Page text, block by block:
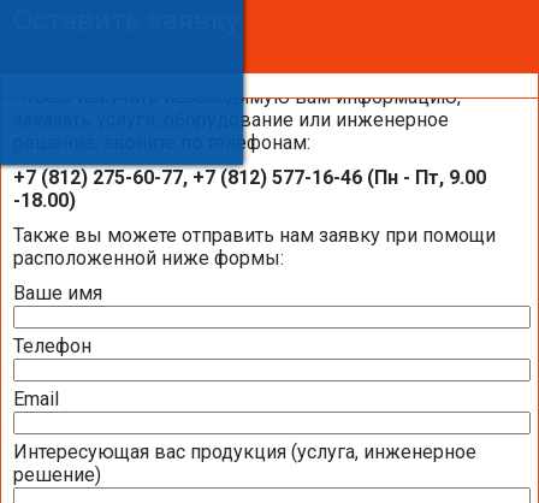
Оставить заявку
Чтобы получить необходимую вам информацию,
заказать услуги, оборудование или инженерное
решение, звоните по телефонам:
+7 (812) 275-60-77, +7 (812) 577-16-46 (Пн - Пт, 9.00
-18.00)
Также вы можете отправить нам заявку при помощи
расположенной ниже формы:
Ваше имя
Телефон
Email
Интересующая вас продукция (услуга, инженерное
решение)
Каталоги и брошюры BELIMO
Общая информация BELIMO
Презентация компании BELIMO 2016 (2,51
Полная номенклатура продукции BELIMO
Приводы для воздушных клапанов